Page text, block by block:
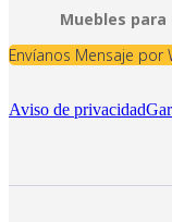
Muebles
Envíanos Mensaje por
Aviso de privacidad